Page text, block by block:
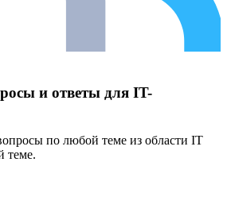
и ответы для IT-
по любой теме из области IT
теме.